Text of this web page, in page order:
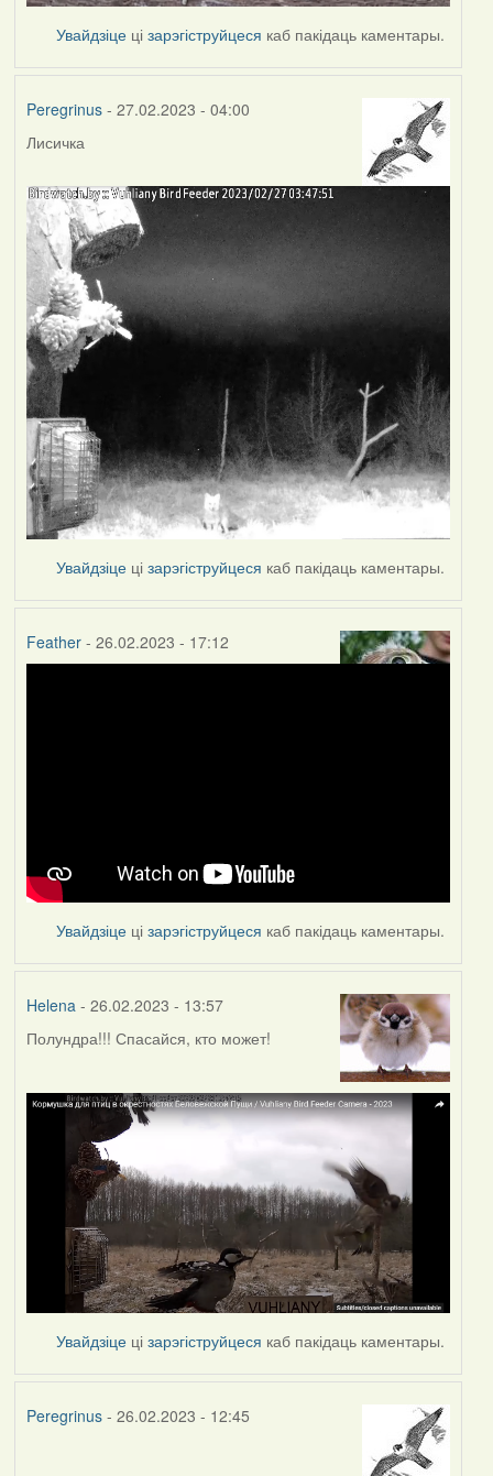
Увайдзіце цізарэгіструйцеся каб пакідаць каментары.
Peregrinus- 27.02.2023 - 04:00
Лисичка
Увайдзіце цізарэгіструйцеся каб пакідаць каментары.
Feather- 26.02.2023 - 17:12
Увайдзіце цізарэгіструйцеся каб пакідаць каментары.
Helena - 26.02.2023 - 13:57
Полундра!!! Спасайся, кто может!
Увайдзіце цізарэгіструйцеся каб пакідаць каментары.
Peregrinus- 26.02.2023 - 12:45